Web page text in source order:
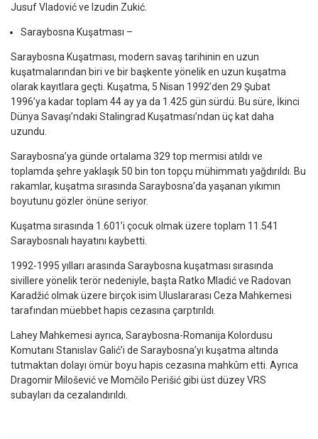
Jusuf Vladović ve Izudin Zukić.
Saraybosna Kuşatması –
Saraybosna Kuşatması, modern savaş tarihinin en uzun
kuşatmalarından biri ve bir başkente yönelik en uzun kuşatma
olarak kayıtlara geçti. Kuşatma, 5 Nisan 1992’den 29 Şubat
1996’ya kadar toplam 44 ay ya da 1.425 gün sürdü. Bu süre, İkinci
Dünya Savaşı’ndaki Stalingrad Kuşatması’ndan üç kat daha
uzundu.
Saraybosna’ya günde ortalama 329 top mermisi atıldı ve
toplamda şehre yaklaşık 50 bin ton topçu mühimmatı yağdırıldı. Bu
rakamlar, kuşatma sırasında Saraybosna’da yaşanan yıkımın
boyutunu gözler önüne seriyor.
Kuşatma sırasında 1.601’i çocuk olmak üzere toplam 11.541
Saraybosnalı hayatını kaybetti.
1992-1995 yılları arasında Saraybosna kuşatması sırasında
sivillere yönelik terör nedeniyle, başta Ratko Mladićve Radovan
Karadžićolmak üzere birçok isim Uluslararası Ceza Mahkemesi
tarafından müebbet hapis cezasına çarptırıldı.
Lahey Mahkemesi ayrıca, Saraybosna-Romanija Kolordusu
Komutanı Stanislav Galić’i de Saraybosna’yı kuşatma altında
tutmaktan dolayı ömür boyu hapis cezasına mahkûm etti. Ayrıca
Dragomir Milošević ve Momčilo Perišić gibi üst düzey VRS
subayları da cezalandırıldı.